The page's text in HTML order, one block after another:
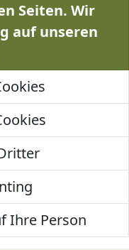
Seiten. Wir
auf unseren
Ihre Person